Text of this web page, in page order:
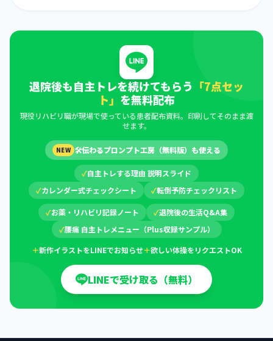
退院後も自主トレを続けてもらう 「7点セッ
ト」 を無料配布
現役リハビリ職が現場で使っている患者配布資料。印刷してそのまま渡
せます。
NEW 🛠伝わるプロンプト工房（無料版）も使える
✓自主トレする理由 説明スライド
✓カレンダー式チェックシート ✓転倒予防チェックリスト
✓お薬・リハビリ記録ノート ✓退院後の生活Q&A集
✓腰痛 自主トレメニュー（Plus収録サンプル）
＋新作イラストをLINEでお知らせ＋欲しい体操をリクエストOK
LINEで受け取る（無料）